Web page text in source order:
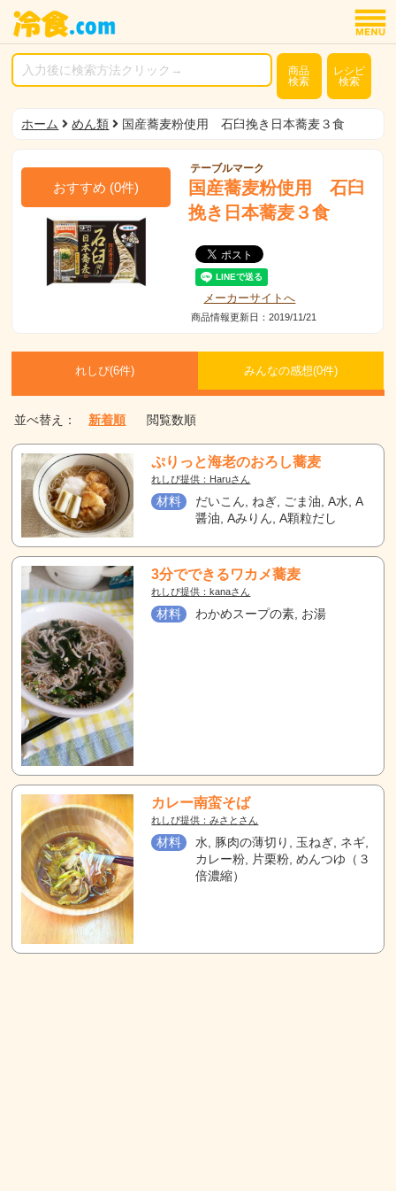
商品
検索
レシピ
検索
ホーム めん類 国産蕎麦粉使用 石臼挽き日本蕎麦３食
おすすめ (0件)
テーブルマーク
国産蕎麦粉使用 石臼
挽き日本蕎麦３食
メーカーサイトへ
商品情報更新日：2019/11/21
れしぴ(6件) みんなの感想(0件)
並べ替え： 新着順 閲覧数順
ぷりっと海老のおろし蕎麦
れしぴ提供：Haruさん
材料
だいこん, ねぎ, ごま油, A水, A
醤油, Aみりん, A顆粒だし
3分でできるワカメ蕎麦
れしぴ提供：kanaさん
材料 わかめスープの素, お湯
カレー南蛮そば
れしぴ提供：みさとさん
材料
水, 豚肉の薄切り, 玉ねぎ, ネギ,
カレー粉, 片栗粉, めんつゆ（３
倍濃縮）